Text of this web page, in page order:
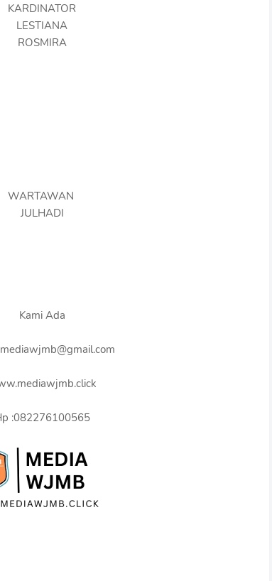
KARDINATOR
LESTIANA
ROSMIRA
WARTAWAN
JULHADI
Kami Ada
:082276100565